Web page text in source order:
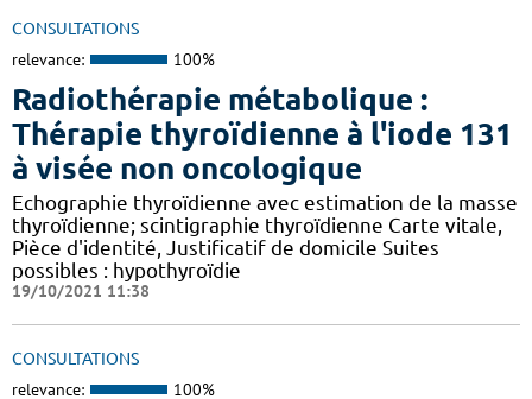
CONSULTATIONS
relevance: 100%
Radiothérapie métabolique :
Thérapie thyroïdienne à l'iode 131
à visée non oncologique
Echographie thyroïdienne avec estimation de la masse
thyroïdienne; scintigraphie thyroïdienne Carte vitale,
Pièce d'identité, Justificatif de domicile Suites
possibles : hypothyroïdie
19/10/2021 11:38
CONSULTATIONS
relevance: 100%